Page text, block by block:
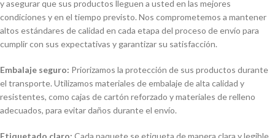
y asegurar que sus productos lleguen a usted en las mejores
condiciones y en el tiempo previsto. Nos comprometemos a mantener
altos estándares de calidad en cada etapa del proceso de envío para
cumplir con sus expectativas y garantizar su satisfacción.
Embalaje seguro: Priorizamos la protección de sus productos durante
el transporte. Utilizamos materiales de embalaje de alta calidad y
resistentes, como cajas de cartón reforzado y materiales de relleno
adecuados, para evitar daños durante el envío.
Etiquetado claro: Cada paquete se etiqueta de manera clara y legible,